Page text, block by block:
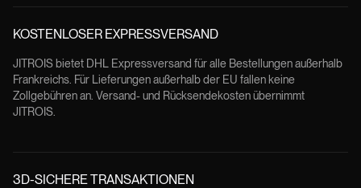
KOSTENLOSER EXPRESSVERSAND
JITROIS bietet DHL Expressversand für alle Bestellungen außerhalb
Frankreichs. Für Lieferungen außerhalb der EU fallen keine
Zollgebühren an. Versand- und Rücksendekosten übernimmt
JITROIS.
3D-SICHERE TRANSAKTIONEN